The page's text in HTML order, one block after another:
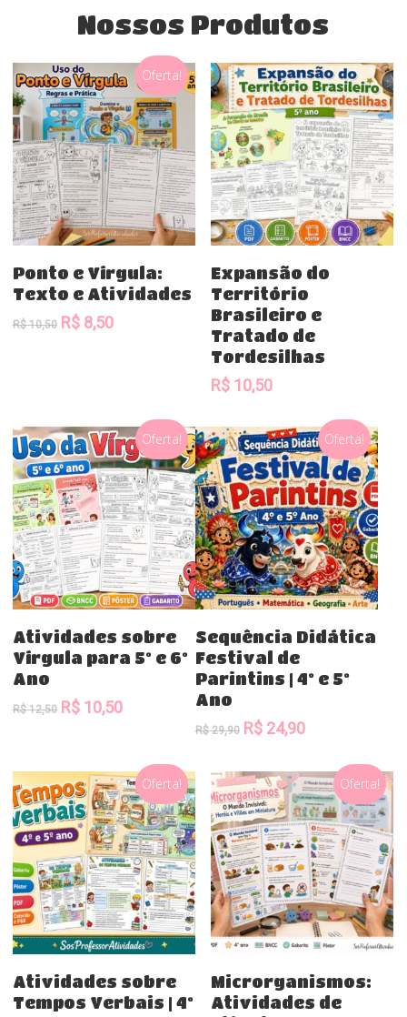
Nossos Produtos
Oferta!
Comprar
Ponto e Vírgula:
Texto e Atividades
R$10,50 O
R$8,50O
Comprar
Expansão do
Território
Brasileiro e
Tratado de
Tordesilhas
R$10,50
Oferta!
Comprar
Atividades sobre
Vírgula para 5º e 6º
Ano
R$12,50 O
R$ 12,50.
R$10,50O
R$ 10,50.
Oferta!
Comprar
Sequência Didática
Festival de
Parintins | 4º e 5º
Ano
R$29,90 O
original
era:
R$ 29,90.
R$24,90O
atual
é:
R$ 24,90.
Oferta!
Comprar
Atividades sobre
Tempos Verbais | 4º
Oferta!
Comprar
Microrganismos:
Atividades de